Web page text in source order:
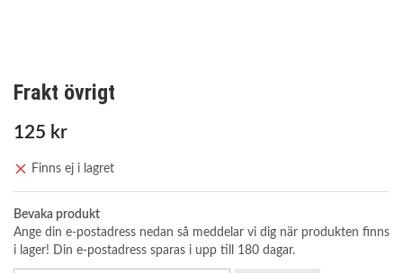
Frakt övrigt
125 kr
Finns ej i lagret
Bevaka produkt
Ange din e-postadress nedan så meddelar vi dig när produkten finns
i lager! Din e-postadress sparas i upp till 180 dagar.